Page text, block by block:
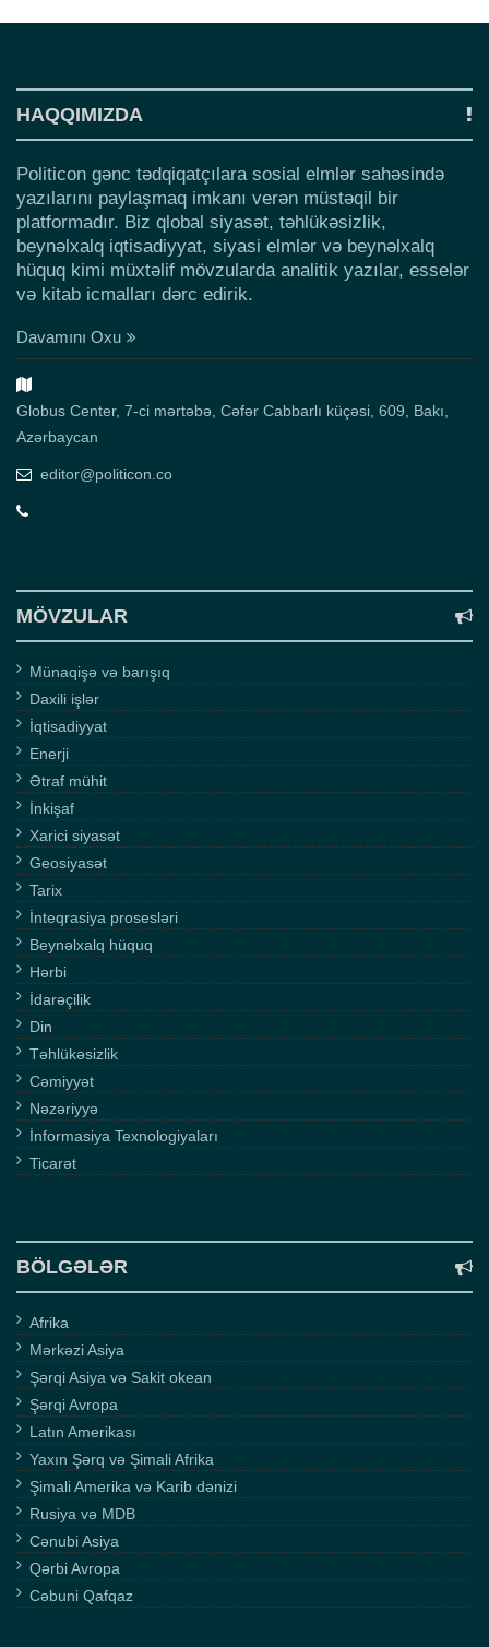
HAQQIMIZDA
Politicon gənc tədqiqatçılara sosial elmlər sahəsində
yazılarını paylaşmaq imkanı verən müstəqil bir
platformadır. Biz qlobal siyasət, təhlükəsizlik,
beynəlxalq iqtisadiyyat, siyasi elmlər və beynəlxalq
hüquq kimi müxtəlif mövzularda analitik yazılar, esselər
və kitab icmalları dərc edirik.
Davamını Oxu
Globus Center, 7-ci mərtəbə, Cəfər Cabbarlı küçəsi, 609, Bakı,
Azərbaycan
editor@politicon.co
MÖVZULAR
Münaqişə və barışıq
Daxili işlər
İqtisadiyyat
Enerji
Ətraf mühit
İnkişaf
Xarici siyasət
Geosiyasət
Tarix
İnteqrasiya prosesləri
Beynəlxalq hüquq
Hərbi
İdarəçilik
Din
Təhlükəsizlik
Cəmiyyət
Nəzəriyyə
İnformasiya Texnologiyaları
Ticarət
BÖLGƏLƏR
Afrika
Mərkəzi Asiya
Şərqi Asiya və Sakit okean
Şərqi Avropa
Latın Amerikası
Yaxın Şərq və Şimali Afrika
Şimali Amerika və Karib dənizi
Rusiya və MDB
Cənubi Asiya
Qərbi Avropa
Cəbuni Qafqaz